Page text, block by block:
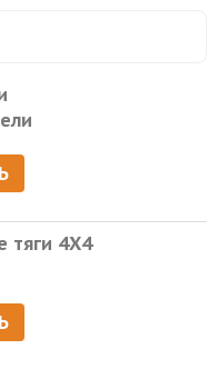
тяги 4Х4